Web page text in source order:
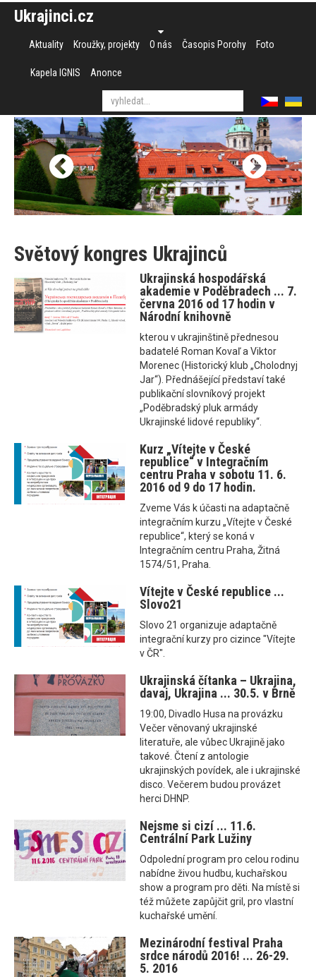
Ukrajinci.cz
Aktuality Kroužky, projekty O nás Časopis Porohy Foto
Kapela IGNIS Anonce
Světový kongres Ukrajinců
Ukrajinská hospodářská
akademie v Poděbradech ... 7.
června 2016 od 17 hodin v
Národní knihovně
kterou v ukrajinštině přednesou
badatelé Roman Kovaľ a Viktor
Morenec (Historický klub „Cholodnyj
Jar“). Přednášející představí také
publikační slovníkový projekt
„Poděbradský pluk armády
Ukrajinské lidové republiky“.
Kurz „Vítejte v České
republice“ v Integračním
centru Praha v sobotu 11. 6.
2016 od 9 do 17 hodin.
Zveme Vás k účasti na adaptačně
integračním kurzu „Vítejte v České
republice“, který se koná v
Integračním centru Praha, Žitná
1574/51, Praha.
Vítejte v České republice ...
Slovo21
Slovo 21 organizuje adaptačně
integrační kurzy pro cizince "Vítejte
v ČR".
Ukrajinská čítanka – Ukrajina,
davaj, Ukrajina ... 30.5. v Brně
19:00, Divadlo Husa na provázku
Večer věnovaný ukrajinské
literatuře, ale vůbec Ukrajině jako
takové. Čtení z antologie
ukrajinských povídek, ale i ukrajinské
disco. Večerem budou provázet
herci DHNP.
Nejsme si cizí ... 11.6.
Centrální Park Lužiny
Odpolední program pro celou rodinu
nabídne živou hudbu, kuchařskou
show a program pro děti. Na místě si
též můžete zapůjčit gril, pro vlastní
kuchařské umění.
Mezinárodní festival Praha
srdce národů 2016! ... 26-29.
5. 2016